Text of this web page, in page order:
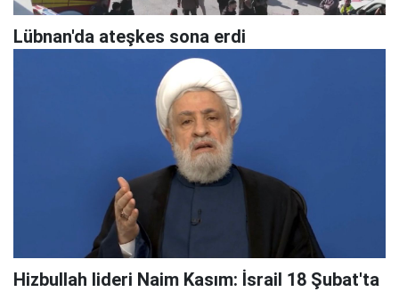
Lübnan'da ateşkes sona erdi
Hizbullah lideri Naim Kasım: İsrail 18 Şubat'ta